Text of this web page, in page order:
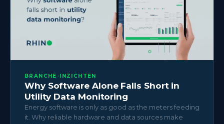
BRANCHE-INZICHTEN
Why Software Alone Falls Short in
Utility Data Monitoring
Energy software is only as good as the meters feeding
it. Why reliable hardware and data sources make